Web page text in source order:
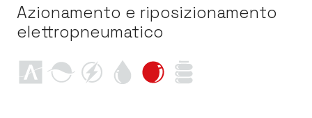
Azionamento e riposizionamento
elettropneumatico